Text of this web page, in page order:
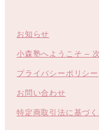
お知らせ
小森塾へようこそ –
プライバシーポリシー
お問い合わせ
特定商取引法に基づ